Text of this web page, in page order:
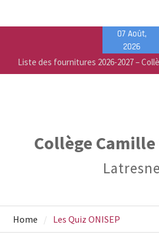
content
07 Août,
2026
Liste des fournitures 2026-2027 –
Claudel
Vente de fournitures scolaires –
Calendrier de rentrée pour les
Collège Camille
Latresne
Home Les Quiz ONISEP